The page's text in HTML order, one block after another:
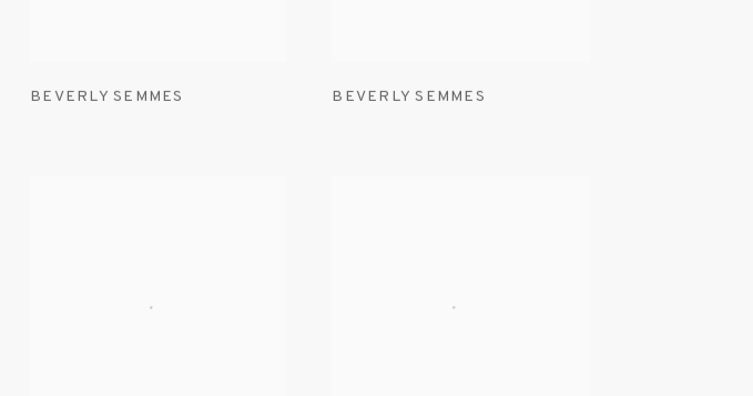
BEVERLY SEMMES BEVERLY SEMMES